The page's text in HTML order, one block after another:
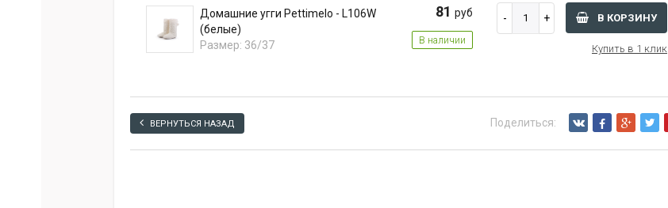
Домашние угги Pettimelo - L106W
(белые)
Размер: 36/37
81 руб
В наличии
В КОРЗИНУ
Купить в 1 клик
ВЕРНУТЬСЯ НАЗАД Поделиться: